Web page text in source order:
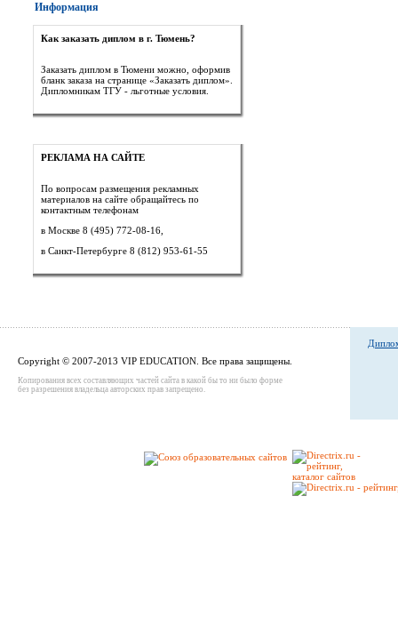
Информация
Как заказать диплом в г. Тюмень?
Заказать диплом в Тюмени можно, оформив
бланк заказа на странице «Заказать диплом».
Дипломникам ТГУ - льготные условия.
РЕКЛАМА НА САЙТЕ
По вопросам размещения рекламных
материалов на сайте обращайтесь по
контактным телефонам
в Москве 8 (495) 772-08-16,
в Санкт-Петербурге 8 (812) 953-61-55
Copyright © 2007-2013 VIP EDUCATION. Все права защищены.
Копирования всех составляющих частей сайта в какой бы то ни было форме
без разрешения владельца авторских прав запрещено.